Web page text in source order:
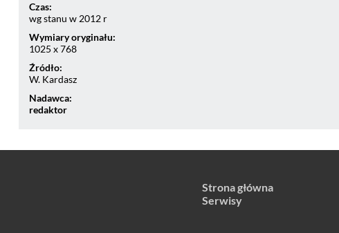
Czas:
wg stanu w 2012 r
Wymiary oryginału:
1025 x 768
Źródło:
W. Kardasz
Nadawca:
redaktor
Strona główna
Serwisy